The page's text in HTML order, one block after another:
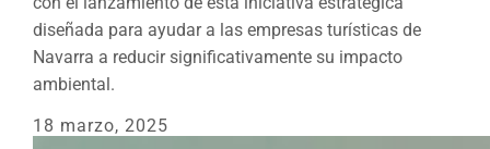
diseñada para ayudar a las empresas turísticas de
Navarra a reducir significativamente su impacto
ambiental.
18 marzo, 2025